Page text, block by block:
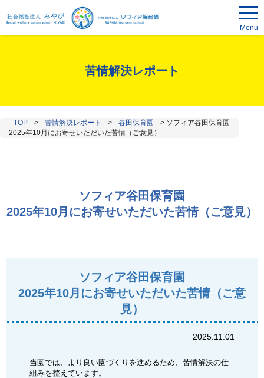
Menu
苦情解決レポート
TOP > 苦情解決レポート > 谷田保育園 > ソフィア谷田保育園
2025年10月にお寄せいただいた苦情（ご意見）
ソフィア谷田保育園
2025年10月にお寄せいただいた苦情（ご意見）
ソフィア谷田保育園
2025年10月にお寄せいただいた苦情（ご意
見）
2025.11.01
当園では、より良い園づくりを進めるため、苦情解決の仕
組みを整えています。